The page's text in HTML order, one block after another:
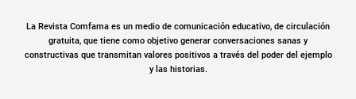
La Revista Comfama es un medio de comunicación educativo, de circulación
gratuita, que tiene como objetivo generar conversaciones sanas y
constructivas que transmitan valores positivos a través del poder del ejemplo
y las historias.